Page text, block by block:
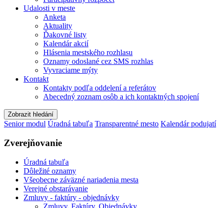
Udalosti v meste
Anketa
Aktuality
Ďakovné listy
Kalendár akcií
Hlásenia mestského rozhlasu
Oznamy odoslané cez SMS rozhlas
Vyvraciame mýty
Kontakt
Kontakty podľa oddelení a referátov
Abecedný zoznam osôb a ich kontaktných spojení
Zobrazit hledání
Senior modul Úradná tabuľa Transparentné mesto Kalendár podujatí
Zverejňovanie
Úradná tabuľa
Dôležité oznamy
Všeobecne záväzné nariadenia mesta
Verejné obstarávanie
Zmluvy - faktúry - objednávky
Zmluvy, Faktúry, Objednávky